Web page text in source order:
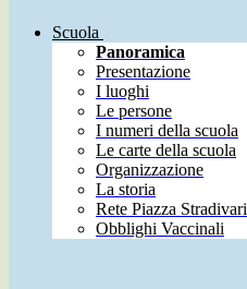
Scuola
Panoramica
Presentazione
I luoghi
Le persone
I numeri della scuola
Le carte della scuola
Organizzazione
La storia
Rete Piazza Stradivari
Obblighi Vaccinali